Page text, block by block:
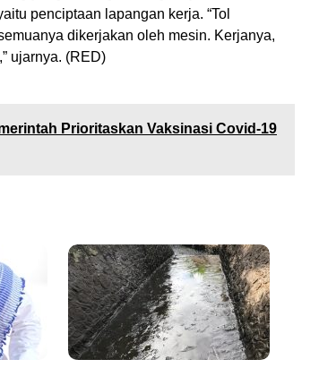
penciptaan lapangan kerja. “Tol
dikerjakan oleh mesin. Kerjanya,
ujarnya. (RED)
Prioritaskan Vaksinasi Covid-19